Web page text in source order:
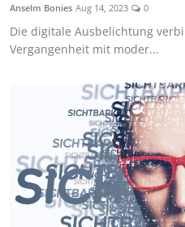
Anselm Bonies Aug 14, 2023 0
Die digitale Ausbelichtung
Vergangenheit mit moder...